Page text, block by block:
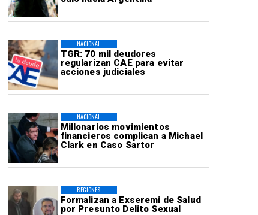
TGR: 70 mil deudores
regularizan CAE para evitar
acciones judiciales
NACIONAL
Millonarios movimientos
financieros complican a Michael
Clark en Caso Sartor
NACIONAL
Formalizan a Exseremi de Salud
por Presunto Delito Sexual
REGIONES